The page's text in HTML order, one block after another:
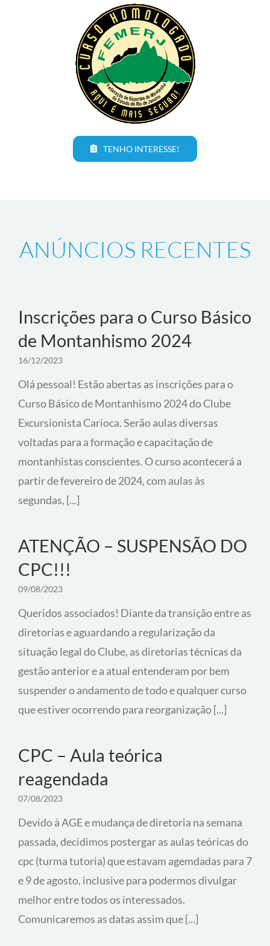
TENHO INTERESSE!
ANÚNCIOS RECENTES
Inscrições para o Curso Básico
de Montanhismo 2024
16/12/2023
Olá pessoal! Estão abertas as inscrições para o
Curso Básico de Montanhismo 2024 do Clube
Excursionista Carioca. Serão aulas diversas
voltadas para a formação e capacitação de
montanhistas conscientes. O curso acontecerá a
partir de fevereiro de 2024, com aulas às
segundas, [...]
ATENÇÃO – SUSPENSÃO DO
CPC!!!
09/08/2023
Queridos associados! Diante da transição entre as
diretorias e aguardando a regularização da
situação legal do Clube, as diretorias técnicas da
gestão anterior e a atual entenderam por bem
suspender o andamento de todo e qualquer curso
que estiver ocorrendo para reorganização [...]
CPC – Aula teórica
reagendada
07/08/2023
Devido à AGE e mudança de diretoria na semana
passada, decidimos postergar as aulas teóricas do
cpc (turma tutoria) que estavam agemdadas para 7
e 9 de agosto, inclusive para podermos divulgar
melhor entre todos os interessados.
Comunicaremos as datas assim que [...]